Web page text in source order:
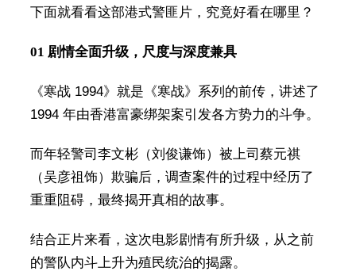
下面就看看这部港式警匪片，究竟好看在哪里？
01 剧情全面升级，尺度与深度兼具
《寒战 1994》就是《寒战》系列的前传，讲述了
1994 年由香港富豪绑架案引发各方势力的斗争。
而年轻警司李文彬（刘俊谦饰）被上司蔡元祺
（吴彦祖饰）欺骗后，调查案件的过程中经历了
重重阻碍，最终揭开真相的故事。
结合正片来看，这次电影剧情有所升级，从之前
的警队内斗上升为殖民统治的揭露。